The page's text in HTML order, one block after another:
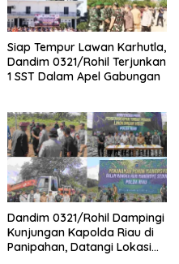
Siap Tempur Lawan Karhutla,
Dandim 0321/Rohil Terjunkan
1 SST Dalam Apel Gabungan
Dandim 0321/Rohil Dampingi
Kunjungan Kapolda Riau di
Panipahan, Datangi Lokasi